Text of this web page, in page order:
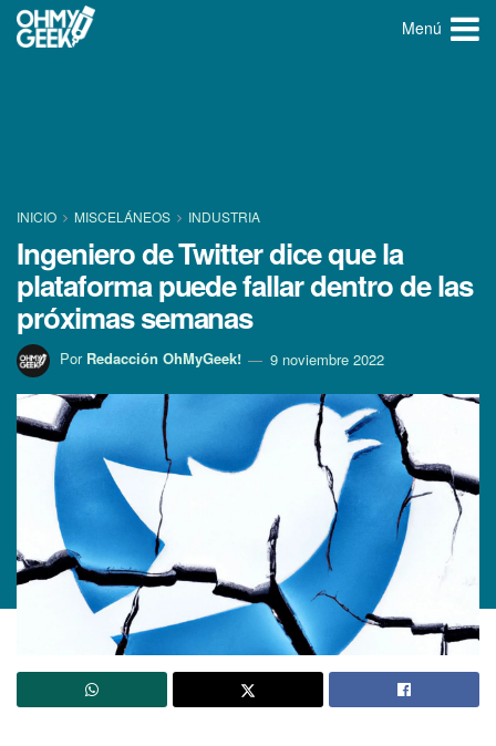
Menú
INICIO MISCELÁNEOS INDUSTRIA
Ingeniero de Twitter dice que la
plataforma puede fallar dentro de las
próximas semanas
Por Redacción OhMyGeek! 9 noviembre 2022